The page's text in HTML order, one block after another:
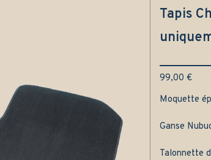
Tapis
99,00 €
Moquette
Ganse
Talonnette